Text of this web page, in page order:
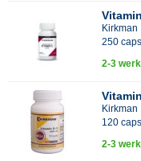
Kirkman
250
2-3
Kirkman
120
2-3